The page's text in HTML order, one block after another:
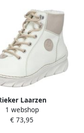
Laarzen
1 webshop
€ 73,95